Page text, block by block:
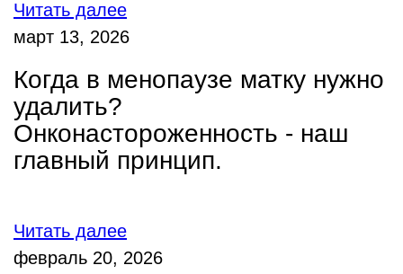
Читать далее
март 13, 2026
Когда в менопаузе матку нужно
удалить?
Онконастороженность - наш
главный принцип.
Читать далее
февраль 20, 2026